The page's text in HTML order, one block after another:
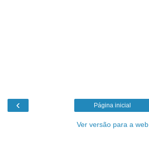
‹ Página inicial
Ver versão para a web